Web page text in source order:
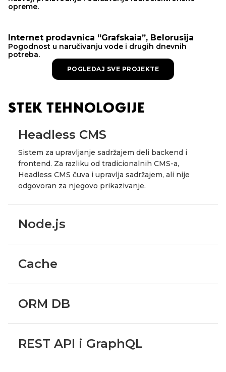
opreme.
Internet prodavnica “Grafskaia”, Belorusija
Pogodnost u naručivanju vode i drugih dnevnih
potreba.
POGLEDAJ SVE PROJEKTE
STEK TEHNOLOGIJE
Headless CMS
Sistem za upravljanje sadržajem deli backend i
frontend. Za razliku od tradicionalnih CMS-a,
Headless CMS čuva i upravlja sadržajem, ali nije
odgovoran za njegovo prikazivanje.
Node.js
Cache
ORM DB
REST API i GraphQL